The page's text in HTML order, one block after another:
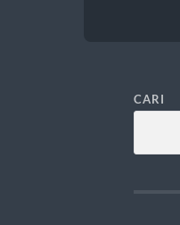
CARI